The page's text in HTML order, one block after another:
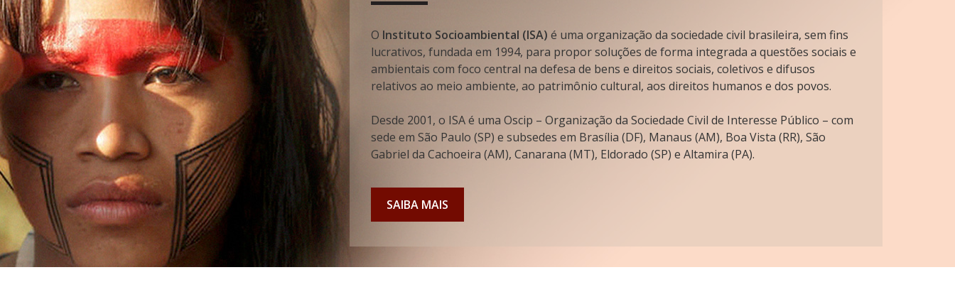
O Instituto Socioambiental (ISA) é uma organização da sociedade civil brasileira, sem fins
lucrativos, fundada em 1994, para propor soluções de forma integrada a questões sociais e
ambientais com foco central na defesa de bens e direitos sociais, coletivos e difusos
relativos ao meio ambiente, ao patrimônio cultural, aos direitos humanos e dos povos.
Desde 2001, o ISA é uma Oscip – Organização da Sociedade Civil de Interesse Público – com
sede em São Paulo (SP) e subsedes em Brasília (DF), Manaus (AM), Boa Vista (RR), São
Gabriel da Cachoeira (AM), Canarana (MT), Eldorado (SP) e Altamira (PA).
SAIBA MAIS